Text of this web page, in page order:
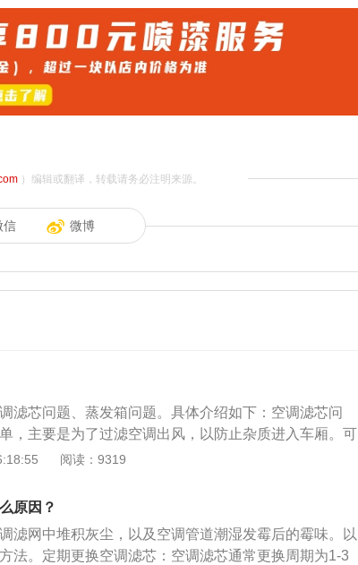
）编辑或翻译，转载请务必注明来源。
信 微博
滤芯问题、蒸发箱问题。具体介绍如下：空调滤芯问
，主要是为了过滤空调出风，以防止杂质进入车厢。可
，这时候它不仅不能保护车厢环境，反而是会对车厢空
也很容易粘附灰尘、飞虫等杂质，在长时间潮湿环境
菌。再次打开空调后，风机会毫不留情地将这些有害物
阅读：9319
原因？
滤网中堆积灰尘，以及空调管道潮湿发霉后的霉味。以
法。定期更换空调滤芯：空调滤芯通常更换周期为1-3